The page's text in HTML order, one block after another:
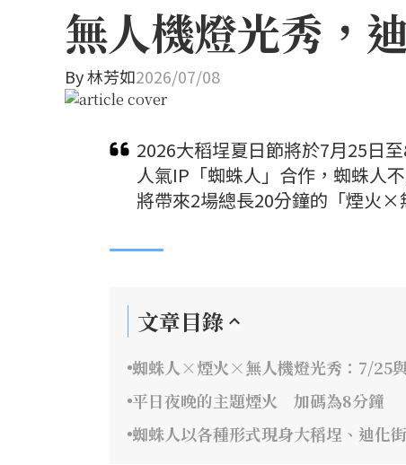
無人機燈光秀，
By林芳如2026/07/08
2026大稻埕夏日節將於7月25日
人氣IP「蜘蛛人」合作，蜘蛛人
將帶來2場總長20分鐘的「煙火×
文章目錄
蜘蛛人×煙火×無人機燈光秀：7/25
平日夜晚的主題煙火 加碼為8分鐘
蜘蛛人以各種形式現身大稻埕、迪化街